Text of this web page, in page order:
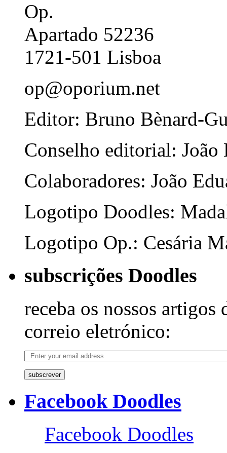
Op.
Apartado 52236
1721-501 Lisboa
op@oporium.net
Editor: Bruno Bènard-
Conselho editorial: João
Colaboradores: João
Logotipo Doodles:
Logotipo Op.: Cesária
subscrições Doodles
receba os nossos artigos
correio eletrónico:
subscrever
Facebook Doodles
Facebook Doodles